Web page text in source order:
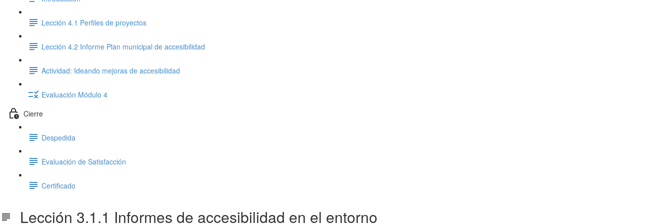
Lección 4.1 Perfiles de proyectos
Lección 4.2 Informe Plan municipal de accesibilidad
Actividad: Ideando mejoras de accesibilidad
Evaluación Módulo 4
Cierre
Despedida
Evaluación de Satisfacción
Certificado
Lección 3.1.1 Informes de accesibilidad en el entorno